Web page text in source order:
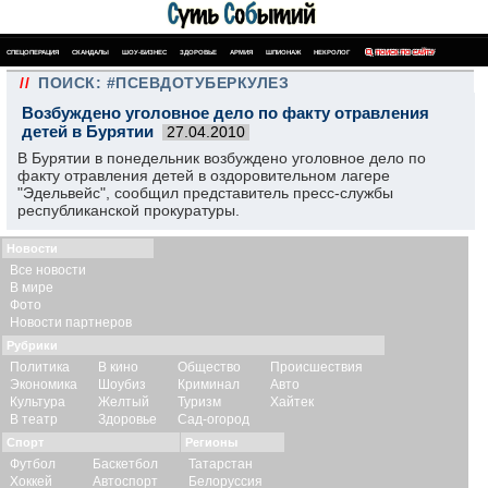
СПЕЦОПЕРАЦИЯ СКАНДАЛЫ ШОУ-БИЗНЕС ЗДОРОВЬЕ АРМИЯ ШПИОНАЖ НЕКРОЛОГ ПОИСК ПО САЙТУ
// ПОИСК: #ПСЕВДОТУБЕРКУЛЕЗ
Возбуждено уголовное дело по факту отравления
детей в Бурятии
27.04.2010
В Бурятии в понедельник возбуждено уголовное дело по
факту отравления детей в оздоровительном лагере
"Эдельвейс", сообщил представитель пресс-службы
республиканской прокуратуры.
Новости
Все новости
В мире
Фото
Новости партнеров
Рубрики
Политика
Экономика
Культура
В театр
В кино
Шоубиз
Желтый
Здоровье
Общество
Криминал
Туризм
Сад-огород
Происшествия
Авто
Хайтек
Спорт
Футбол
Хоккей
Баскетбол
Автоспорт
Регионы
Татарстан
Белоруссия